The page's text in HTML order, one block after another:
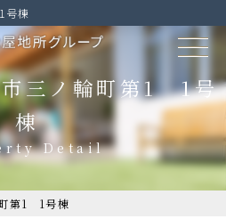
号棟
第1 1号棟
三ノ輪町第1 1号
棟